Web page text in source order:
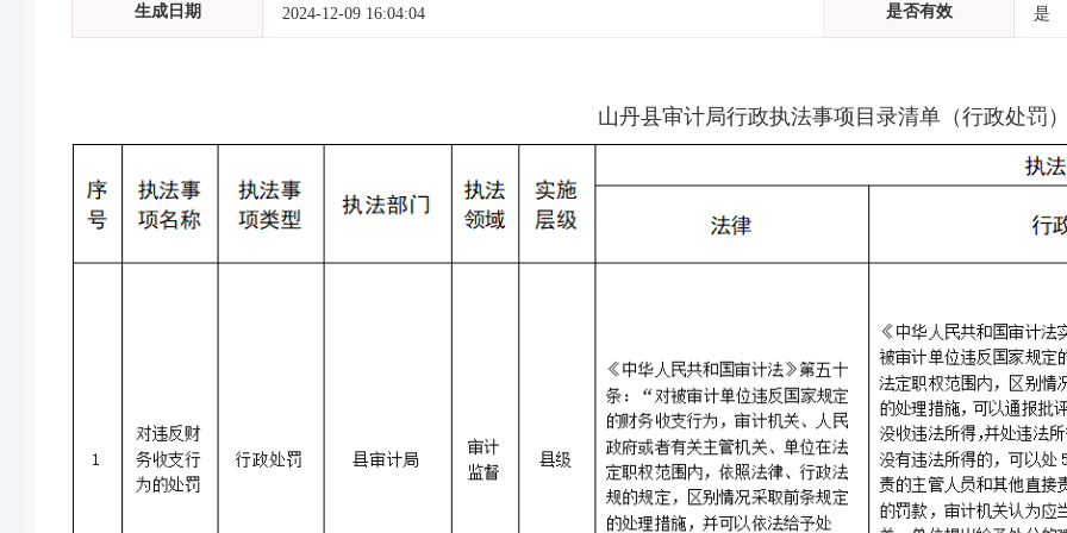
生成日期 2024-12-09 16:04:04 是否有效 是
山丹县审计局行政执法事项目录清单 （行政处罚